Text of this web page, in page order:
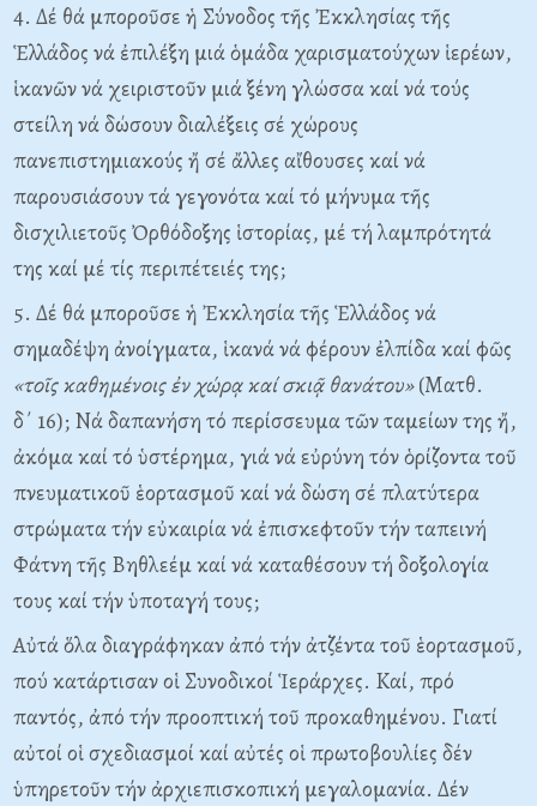
4. Δέ θά μποροῦσε ἡ Σύνοδος τῆς Ἐκκλησίας τῆς
Ἑλλάδος νά ἐπιλέξη μιά ὁμάδα χαρισματούχων ἱερέων,
ἱκανῶν νά χειριστοῦν μιά ξένη γλώσσα καί νά τούς
στείλη νά δώσουν διαλέξεις σέ χώρους
πανεπιστημιακούς ἤ σέ ἄλλες αἴθουσες καί νά
παρουσιάσουν τά γεγονότα καί τό μήνυμα τῆς
δισχιλιετοῦς Ὀρθόδοξης ἱστορίας, μέ τή λαμπρότητά
της καί μέ τίς περιπέτειές της;
5. Δέ θά μποροῦσε ἡ Ἐκκλησία τῆς Ἑλλάδος νά
σημαδέψη ἀνοίγματα, ἱκανά νά φέρουν ἐλπίδα καί φῶς
«τοῖς καθημένοις ἐν χώρᾳ καί σκιᾷ θανάτου»(Mατθ.
δ΄ 16); Nά δαπανήση τό περίσσευμα τῶν ταμείων της ἤ,
ἀκόμα καί τό ὑστέρημα, γιά νά εὐρύνη τόν ὁρίζοντα τοῦ
πνευματικοῦ ἑορτασμοῦ καί νά δώση σέ πλατύτερα
στρώματα τήν εὐκαιρία νά ἐπισκεφτοῦν τήν ταπεινή
Φάτνη τῆς Bηθλεέμ καί νά καταθέσουν τή δοξολογία
τους καί τήν ὑποταγή τους;
Aὐτά ὅλα διαγράφηκαν ἀπό τήν ἀτζέντα τοῦ ἑορτασμοῦ,
πού κατάρτισαν οἱ Συνοδικοί Ἱεράρχες. Kαί, πρό
παντός, ἀπό τήν προοπτική τοῦ προκαθημένου. Γιατί
αὐτοί οἱ σχεδιασμοί καί αὐτές οἱ πρωτοβουλίες δέν
ὑπηρετοῦν τήν ἀρχιεπισκοπική μεγαλομανία. Δέν